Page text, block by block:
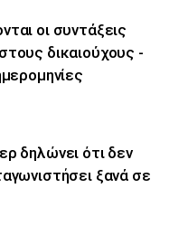
οι συντάξεις
δικαιούχους -
δηλώνει ότι δεν
ξανά σε